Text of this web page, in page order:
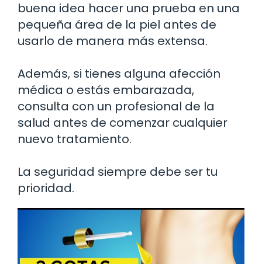
buena idea hacer una prueba en una
pequeña área de la piel antes de
usarlo de manera más extensa.
Además, si tienes alguna afección
médica o estás embarazada,
consulta con un profesional de la
salud antes de comenzar cualquier
nuevo tratamiento.
La seguridad siempre debe ser tu
prioridad.